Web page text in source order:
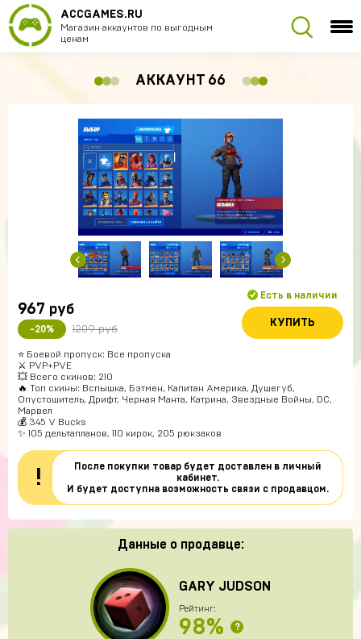
ACCGAMES.RU
Магазин аккаунтов по выгодным
ценам
АККАУНТ 66
967 руб
-20% 1209 руб
Есть в наличии
КУПИТЬ
⭐️ Боевой пропуск: Все пропуска
⚔️ PVP+PVE
💥 Всего скинов: 210
🔥 Топ скины: Вспышка, Бэтмен, Капитан Америка, Душегуб,
Опустошитель, Дрифт, Черная Манта, Катрина, Звездные Войны, DC,
Марвел
💰 345 V Bucks
✨ 105 дельтапланов, 110 кирок, 205 рюкзаков
!
После покупки товар будет доставлен в личный
кабинет.
И будет доступна возможность связи с продавцом.
Данные о продавце:
GARY JUDSON
Рейтинг:
98% ?